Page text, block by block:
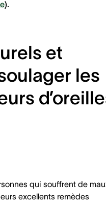
).
et
les
d’oreille
qui souffrent de
excellents remèdes